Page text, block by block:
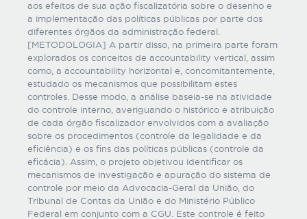
aos efeitos de sua ação fiscalizatória sobre o desenho e
a implementação das políticas públicas por parte dos
diferentes órgãos da administração federal.
[METODOLOGIA] A partir disso, na primeira parte foram
explorados os conceitos de accountability vertical, assim
como, a accountability horizontal e, concomitantemente,
estudado os mecanismos que possibilitam estes
controles. Desse modo, a análise baseia-se na atividade
do controle interno, averiguando o histórico e atribuição
de cada órgão fiscalizador envolvidos com a avaliação
sobre os procedimentos (controle da legalidade e da
eficiência) e os fins das políticas públicas (controle da
eficácia). Assim, o projeto objetivou identificar os
mecanismos de investigação e apuração do sistema de
controle por meio da Advocacia-Geral da União, do
Tribunal de Contas da União e do Ministério Público
Federal em conjunto com a CGU. Este controle é feito